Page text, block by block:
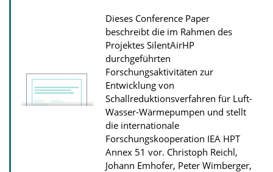
D
o
w
n
l
o
a
d
s
Dieses Conference Paper
beschreibt die im Rahmen des
Projektes SilentAirHP
durchgeführten
Forschungsaktivitäten zur
Entwicklung von
Schallreduktionsverfahren für Luft-
Wasser-Wärmepumpen und stellt
die internationale
Forschungskooperation IEA HPT
Annex 51 vor. Christoph Reichl,
Johann Emhofer, Peter Wimberger,